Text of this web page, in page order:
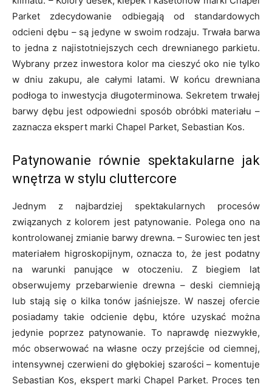
Parket zdecydowanie odbiegają od standardowych
odcieni dębu – są jedyne w swoim rodzaju. Trwała barwa
to jedna z najistotniejszych cech drewnianego parkietu.
Wybrany przez inwestora kolor ma cieszyć oko nie tylko
w dniu zakupu, ale całymi latami. W końcu drewniana
podłoga to inwestycja długoterminowa. Sekretem trwałej
barwy dębu jest odpowiedni sposób obróbki materiału –
zaznacza ekspert marki Chapel Parket, Sebastian Kos.
Patynowanie równie spektakularne jak
wnętrza w stylu cluttercore
Jednym z najbardziej spektakularnych procesów
związanych z kolorem jest patynowanie. Polega ono na
kontrolowanej zmianie barwy drewna. – Surowiec ten jest
materiałem higroskopijnym, oznacza to, że jest podatny
na warunki panujące w otoczeniu. Z biegiem lat
obserwujemy przebarwienie drewna – deski ciemnieją
lub stają się o kilka tonów jaśniejsze. W naszej ofercie
posiadamy takie odcienie dębu, które uzyskać można
jedynie poprzez patynowanie. To naprawdę niezwykłe,
móc obserwować na własne oczy przejście od ciemnej,
intensywnej czerwieni do głębokiej szarości – komentuje
Sebastian Kos, ekspert marki Chapel Parket. Proces ten